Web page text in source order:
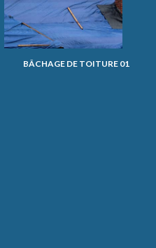
BÂCHAGE DE TOITURE 01